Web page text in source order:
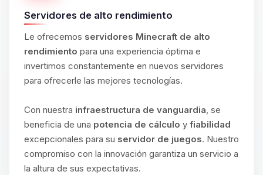
Servidores de alto rendimiento
Le ofrecemos servidores Minecraft de alto
rendimiento para una experiencia óptima e
invertimos constantemente en nuevos servidores
para ofrecerle las mejores tecnologías.
Con nuestra infraestructura de vanguardia, se
beneficia de una potencia de cálculo y fiabilidad
excepcionales para su servidor de juegos. Nuestro
compromiso con la innovación garantiza un servicio a
la altura de sus expectativas.